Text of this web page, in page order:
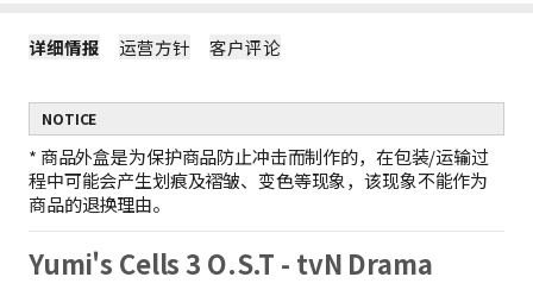
详细情报 运营方针 客户评论
NOTICE
* 商品外盒是为保护商品防止冲击而制作的，在包装/运输过
程中可能会产生划痕及褶皱、变色等现象，该现象不能作为
商品的退换理由。
Yumi's Cells 3 O.S.T - tvN Drama